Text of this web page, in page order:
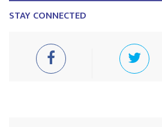
STAY CONNECTED